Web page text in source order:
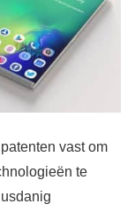
vast om
te